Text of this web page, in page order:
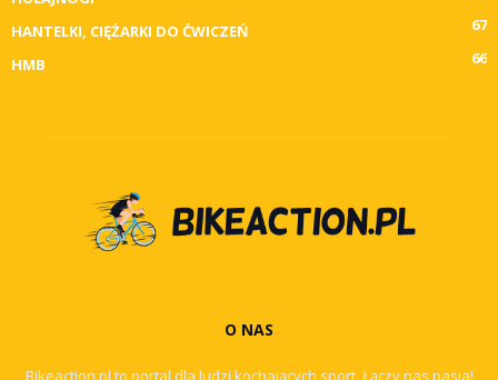
HANTELKI, CIĘŻARKI DO ĆWICZEŃ
67
HMB
66
O NAS
Bikeaction.pl to portal dla ludzi kochających sport. Łączy nas pasja!